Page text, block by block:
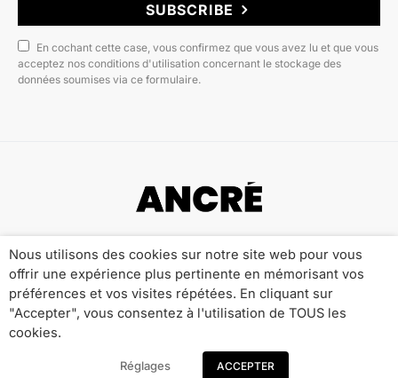
SUBSCRIBE
En cochant cette case, vous confirmez que vous avez lu et que vous
acceptez nos conditions d'utilisation concernant le stockage des
données soumises via ce formulaire.
Qui sommes-nous ? Publicité
Contact
Mentions Légales
Politique de Confidentialité
Nous utilisons des cookies sur notre site web pour vous
offrir une expérience plus pertinente en mémorisant vos
préférences et vos visites répétées. En cliquant sur
"Accepter", vous consentez à l'utilisation de TOUS les
cookies.
Réglages ACCEPTER